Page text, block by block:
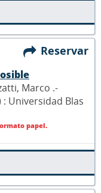
Reservar
Marco .-
Universidad Blas
papel.